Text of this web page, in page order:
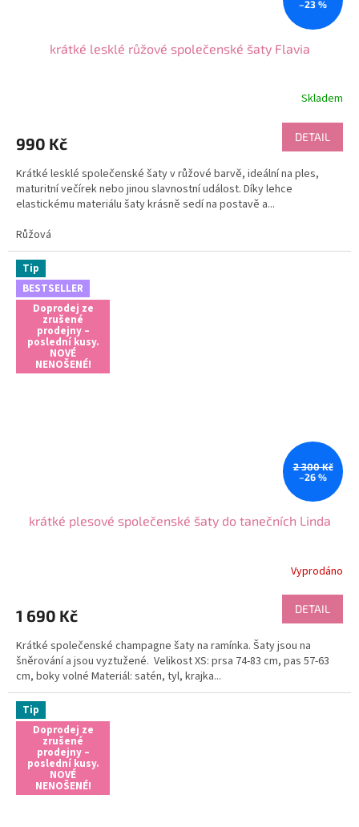
–23 %
krátké lesklé růžové společenské šaty Flavia
je
z
5
hvězdiček.
Skladem
990 Kč DETAIL
Krátké lesklé společenské šaty v růžové barvě, ideální na ples,
maturitní večírek nebo jinou slavnostní událost. Díky lehce
elastickému materiálu šaty krásně sedí na postavě a...
Růžová
Tip
BESTSELLER
Doprodej ze
zrušené
prodejny –
poslední kusy.
NOVÉ
NENOŠENÉ!
2 300 Kč
–26 %
krátké plesové společenské šaty do tanečních Linda
je
z
5
hvězdiček.
Vyprodáno
1 690 Kč DETAIL
Krátké společenské champagne šaty na ramínka. Šaty jsou na
šněrování a jsou vyztužené. Velikost XS: prsa 74-83 cm, pas 57-63
cm, boky volné Materiál: satén, tyl, krajka...
Tip
Doprodej ze
zrušené
prodejny –
poslední kusy.
NOVÉ
NENOŠENÉ!